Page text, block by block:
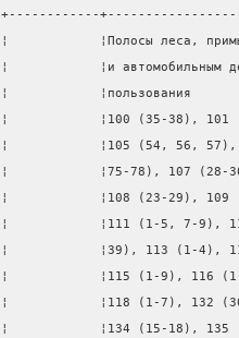
+------------
¦            ¦Полосы леса,
¦            ¦и
¦
¦            ¦100 (35-38), 101
¦            ¦105 (54, 56,
¦            ¦75-78), 107
¦            ¦108 (23-29),
¦            ¦111 (1-5, 7-9),
¦            ¦39), 113 (1-4),
¦            ¦115 (1-9), 116
¦            ¦118 (1-7), 132
¦            ¦134 (15-18),